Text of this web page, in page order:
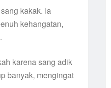
kakak. Ia
kehangatan,
karena sang adik
banyak, mengingat